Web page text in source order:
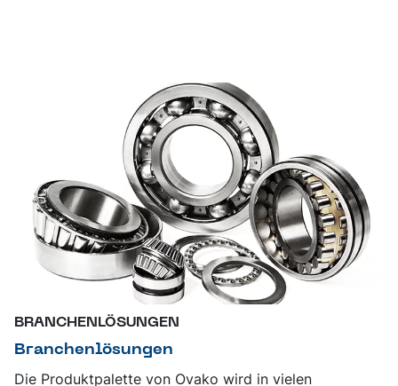
BRANCHENLÖSUNGEN
Branchenlösungen
Die Produktpalette von Ovako wird in vielen